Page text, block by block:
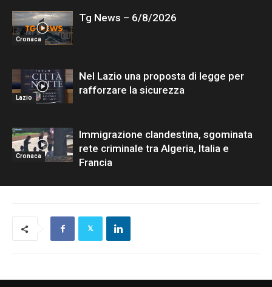
Cronaca
Tg News – 6/8/2026
Lazio
Nel Lazio una proposta di legge per
rafforzare la sicurezza
Cronaca
Immigrazione clandestina, sgominata
rete criminale tra Algeria, Italia e
Francia